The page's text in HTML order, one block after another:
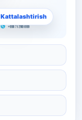
Kattalashtirish